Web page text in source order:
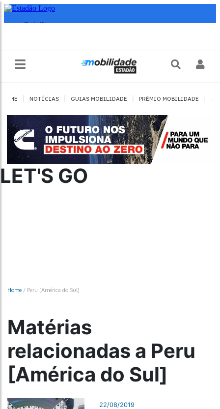
HOME NOTÍCIAS GUIAS MOBILIDADE PRÊMIO MOBILIDADE
LET'S GO
Home / Peru [América do Sul]
Matérias
relacionadas a Peru
[América do Sul]
22/08/2019